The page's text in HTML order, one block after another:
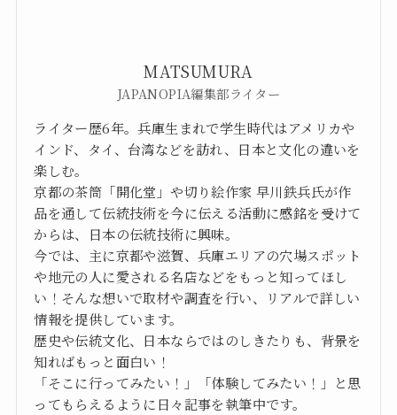
MATSUMURA
JAPANOPIA編集部ライター
ライター歴6年。兵庫生まれで学生時代はアメリカや
インド、タイ、台湾などを訪れ、日本と文化の違いを
楽しむ。
京都の茶筒「開化堂」や切り絵作家 早川鉄兵氏が作
品を通して伝統技術を今に伝える活動に感銘を受けて
からは、日本の伝統技術に興味。
今では、主に京都や滋賀、兵庫エリアの穴場スポット
や地元の人に愛される名店などをもっと知ってほし
い！そんな想いで取材や調査を行い、リアルで詳しい
情報を提供しています。
歴史や伝統文化、日本ならではのしきたりも、背景を
知ればもっと面白い！
「そこに行ってみたい！」「体験してみたい！」と思
ってもらえるように日々記事を執筆中です。